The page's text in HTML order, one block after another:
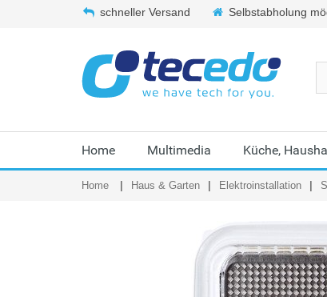
schneller Versand Selbstabholung
Home Multimedia Küche,
Home Haus & Garten Elektroinstallation